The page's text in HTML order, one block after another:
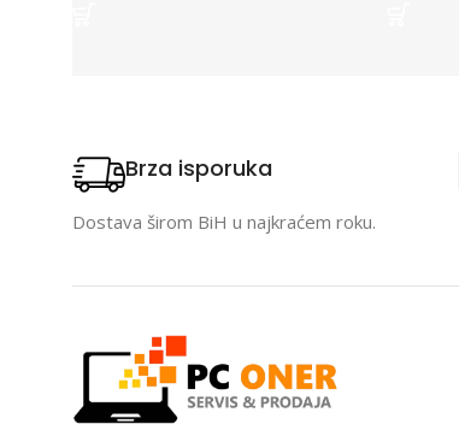
Brza isporuka
Dostava širom BiH u najkraćem roku.